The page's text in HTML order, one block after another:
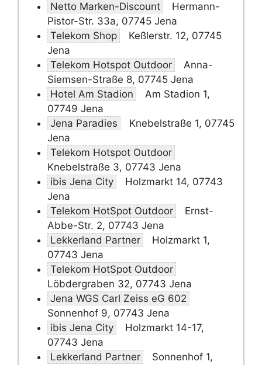
Netto Marken-Discount
Hermann-
Pistor-Str. 33a, 07745 Jena
Telekom Shop
Keßlerstr. 12, 07745
Jena
Telekom Hotspot Outdoor
Anna-
Siemsen-Straße 8, 07745 Jena
Hotel Am Stadion
Am Stadion 1,
07749 Jena
Jena Paradies
Knebelstraße 1, 07745
Jena
Telekom Hotspot Outdoor
Knebelstraße 3, 07743 Jena
ibis Jena City
Holzmarkt 14, 07743
Jena
Telekom HotSpot Outdoor
Ernst-
Abbe-Str. 2, 07743 Jena
Lekkerland Partner
Holzmarkt 1,
07743 Jena
Telekom HotSpot Outdoor
Löbdergraben 32, 07743 Jena
Jena WGS Carl Zeiss eG 602
Sonnenhof 9, 07743 Jena
ibis Jena City
Holzmarkt 14-17,
07743 Jena
Lekkerland Partner
Sonnenhof 1,